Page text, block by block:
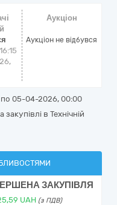
Аукціон
Аукціон не відбувся
05-04-2026, 00:00
в Технічній
ЗАКУПІВЛЯ
UAH (з ПДВ)